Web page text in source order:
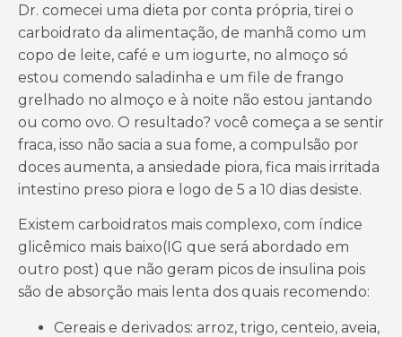
Dr. comecei uma dieta por conta própria, tirei o
carboidrato da alimentação, de manhã como um
copo de leite, café e um iogurte, no almoço só
estou comendo saladinha e um file de frango
grelhado no almoço e à noite não estou jantando
ou como ovo. O resultado? você começa a se sentir
fraca, isso não sacia a sua fome, a compulsão por
doces aumenta, a ansiedade piora, fica mais irritada
intestino preso piora e logo de 5 a 10 dias desiste.
Existem carboidratos mais complexo, com índice
glicêmico mais baixo(IG que será abordado em
outro post) que não geram picos de insulina pois
são de absorção mais lenta dos quais recomendo:
Cereais e derivados: arroz, trigo, centeio, aveia,